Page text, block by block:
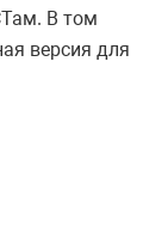
В том
версия для